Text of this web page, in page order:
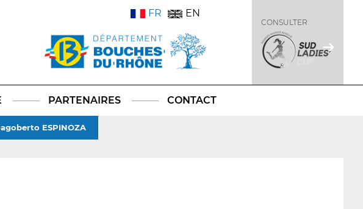
FR EN
CONSULTER
PARTENAIRES CONTACT
ESPINOZA